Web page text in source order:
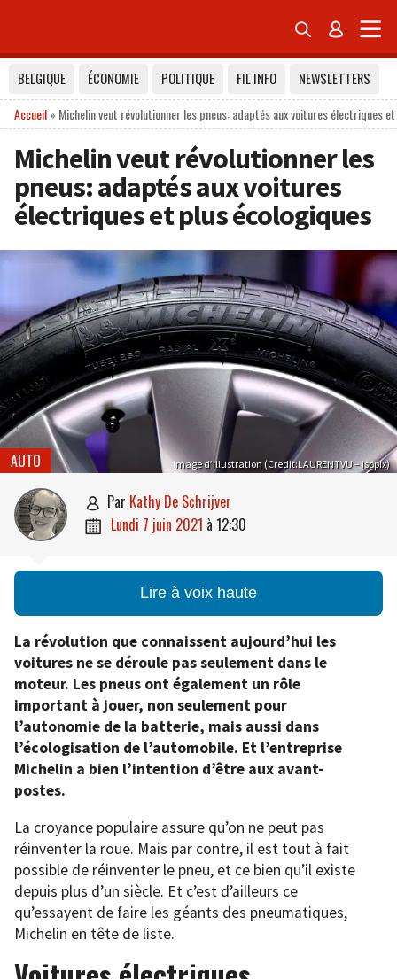
 
BELGIQUE ÉCONOMIE POLITIQUE FIL INFO
NEWSLETTERS
Accueil» Michelin veut révolutionner les pneus: adaptés aux voitures électriques
Michelin veut révolutionner les
pneus: adaptés aux voitures
électriques et plus écologiques
Image d’illustration (Credit:LAURENTVU – Isopix)
AUTO
 par Kathy De Schrijver
 lundi 7 juin 2021 à 12:30
Lire à voix haute
La révolution que connaissent aujourd’hui les
voitures ne se déroule pas seulement dans le
moteur. Les pneus ont également un rôle
important à jouer, non seulement pour
l’autonomie de la batterie, mais aussi dans
l’écologisation de l’automobile. Et l’entreprise
Michelin a bien l’intention d’être aux avant-
postes.
La croyance populaire assure qu’on ne peut pas
réinventer la roue. Mais par contre, il est tout à fait
possible de réinventer le pneu, et ce bien qu’il existe
depuis plus d’un siècle. Et c’est d’ailleurs ce
qu’essayent de faire les géants des pneumatiques,
Michelin en tête de liste.